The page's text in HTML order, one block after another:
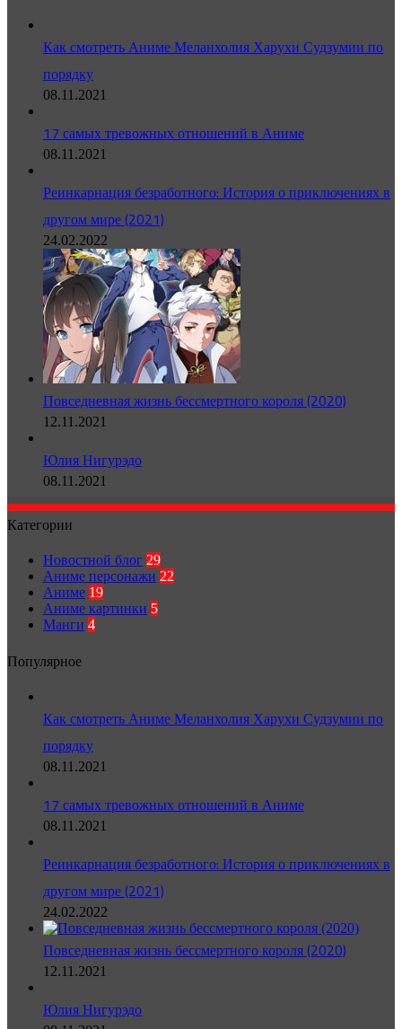
Как смотреть Аниме Меланхолия Харухи Судзумии по
порядку
08.11.2021
17 самых тревожных отношений в Аниме
08.11.2021
Реинкарнация безработного: История о приключениях в
другом мире (2021)
24.02.2022
Повседневная жизнь бессмертного короля (2020)
12.11.2021
Юлия Нигурэдо
08.11.2021
Категории
Новостной блог 29
Аниме персонажи 22
Аниме 19
Аниме картинки 5
Манги 4
Популярное
Как смотреть Аниме Меланхолия Харухи Судзумии по
порядку
08.11.2021
17 самых тревожных отношений в Аниме
08.11.2021
Реинкарнация безработного: История о приключениях в
другом мире (2021)
24.02.2022
Повседневная жизнь бессмертного короля (2020)
12.11.2021
Юлия Нигурэдо